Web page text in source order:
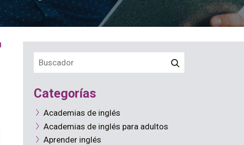
Categorías
Academias de inglés
Academias de inglés para adultos
Aprender inglés